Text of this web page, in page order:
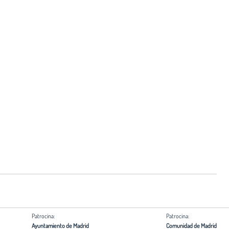
Patrocina:
Ayuntamiento de Madrid
Patrocina:
Comunidad de Madrid